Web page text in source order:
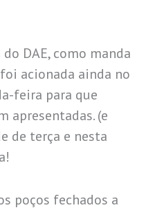
DAE, como manda
acionada ainda no
feira para que
apresentadas. (e
de terça e nesta
poços fechados a